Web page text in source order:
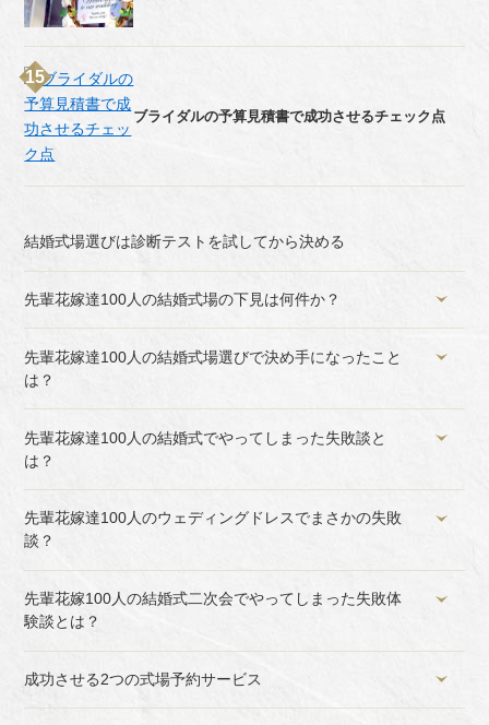
ブライダルの予算見積書で成功させるチェック点
結婚式場選びは診断テストを試してから決める
先輩花嫁達100人の結婚式場の下見は何件か？
先輩花嫁達100人の結婚式場選びで決め手になったこと
は？
先輩花嫁達100人の結婚式でやってしまった失敗談と
は？
先輩花嫁達100人のウェディングドレスでまさかの失敗
談？
先輩花嫁100人の結婚式二次会でやってしまった失敗体
験談とは？
成功させる2つの式場予約サービス